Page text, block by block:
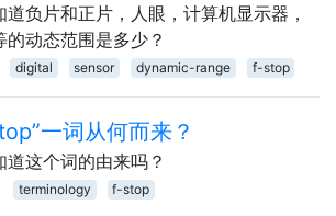
道负片和正片，人眼，计算机显示器，
的动态范围是多少？
digital sensor dynamic-range f-stop
一词从何而来？
道这个词的由来吗？
terminology f-stop